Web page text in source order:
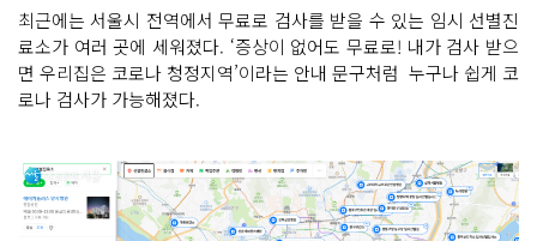
최근에는 서울시 전역에서 무료로 검사를 받을 수 있는 임시 선별진
료소가 여러 곳에 세워졌다. ‘증상이 없어도 무료로! 내가 검사 받으
면 우리집은 코로나 청정지역’이라는 안내 문구처럼 누구나 쉽게 코
로나 검사가 가능해졌다.